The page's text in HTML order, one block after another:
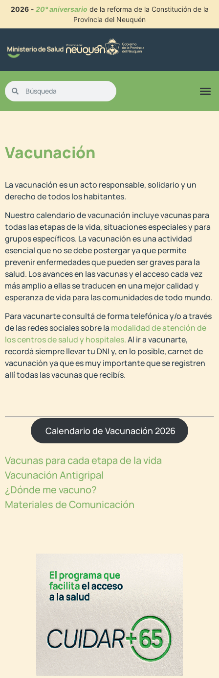
2026- 20° aniversario de la reforma de la Constitución de la
Provincia del Neuquén
Vacunación
La vacunación es un acto responsable, solidario y un
derecho de todos los habitantes.
Nuestro calendario de vacunación incluye vacunas para
todas las etapas de la vida, situaciones especiales y para
grupos específicos. La vacunación es una actividad
esencial que no se debe postergar ya que permite
prevenir enfermedades que pueden ser graves para la
salud. Los avances en las vacunas y el acceso cada vez
más amplio a ellas se traducen en una mejor calidad y
esperanza de vida para las comunidades de todo mundo.
Para vacunarte consultá de forma telefónica y/o a través
de las redes sociales sobre la modalidad de atención de
los centros de salud y hospitales.Al ir a vacunarte,
recordá siempre llevar tu DNI y, en lo posible, carnet de
vacunación ya que es muy importante que se registren
allí todas las vacunas que recibís.
Calendario de Vacunación 2026
Vacunas para cada etapa de la vida
Vacunación Antigripal
¿Dónde me vacuno?
Materiales de Comunicación